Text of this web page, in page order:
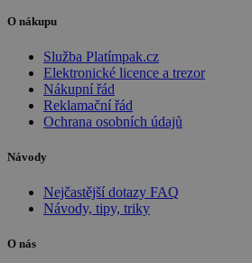
O nákupu
Služba Platímpak.cz
Elektronické licence a trezor
Nákupní řád
Reklamační řád
Ochrana osobních údajů
Návody
Nejčastější dotazy FAQ
Návody, tipy, triky
O nás
Nezbytně nutné soubory
webových stránek, jako je
Webové stránky nelze bez